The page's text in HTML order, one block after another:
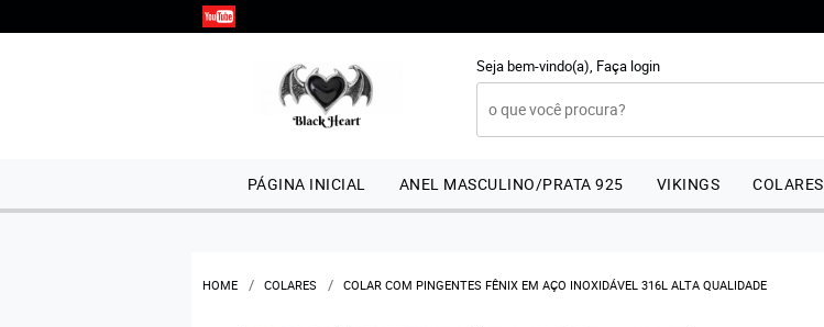
Seja bem-vindo(a), Faça login
PÁGINA INICIAL ANEL MASCULINO/PRATA 925 VIKINGS COLARES
HOME COLARES COLAR COM PINGENTES FÊNIX EM AÇO INOXIDÁVEL 316L ALTA QUALIDADE